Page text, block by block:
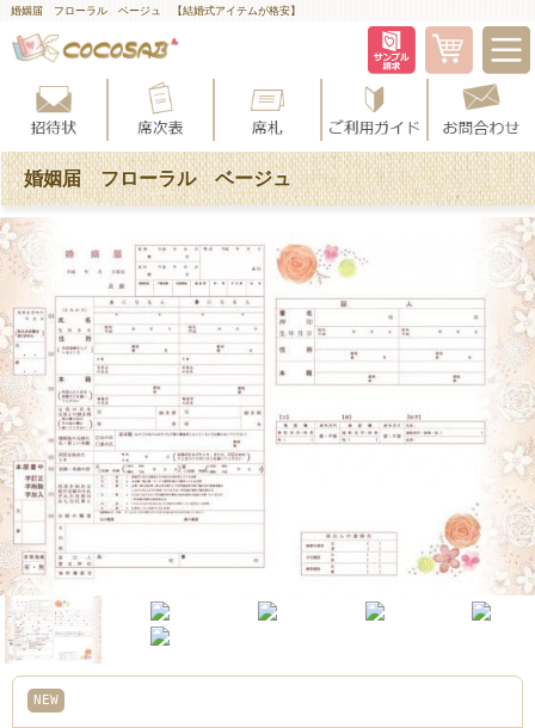
婚姻届 フローラル ベージュ 【結婚式アイテムが格安】
婚姻届 フローラル ベージュ
NEW